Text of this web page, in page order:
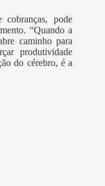
pode
“Quando a
caminho para
produtividade
do cérebro, é a